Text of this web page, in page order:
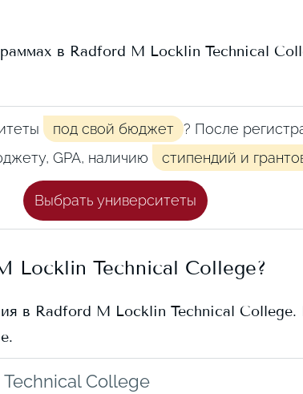
в Radford M Locklin Technical
под свой бюджет ? После
GPA, наличию стипендий и
Выбрать университеты
Locklin Technical College?
в Radford M Locklin Technical College.
.
College